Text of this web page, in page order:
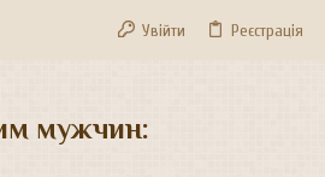
Увійти Реєстрація
мужчин: